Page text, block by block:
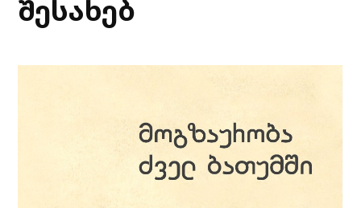
შესახებ